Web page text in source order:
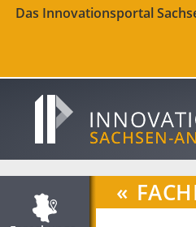
Das Innovationsportal
«